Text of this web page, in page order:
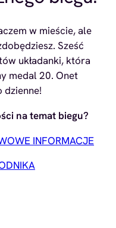
w mieście, ale
Sześć
układanki, która
medal 20. Onet
dzienne!
na temat biegu?
INFORMACJE